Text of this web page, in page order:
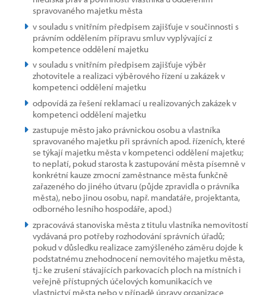
spravovaného majetku města
v souladu s vnitřním předpisem zajišťuje v součinnosti s
právním oddělením přípravu smluv vyplývající z
kompetence oddělení majetku
v souladu s vnitřním předpisem zajišťuje výběr
zhotovitele a realizaci výběrového řízení u zakázek v
kompetenci oddělení majetku
odpovídá za řešení reklamací u realizovaných zakázek v
kompetenci oddělení majetku
zastupuje město jako právnickou osobu a vlastníka
spravovaného majetku při správních apod. řízeních, které
se týkají majetku města v kompetenci oddělení majetku;
to neplatí, pokud starosta k zastupování města písemně v
konkrétní kauze zmocní zaměstnance města funkčně
zařazeného do jiného útvaru (půjde zpravidla o právníka
města), nebo jinou osobu, např. mandatáře, projektanta,
odborného lesního hospodáře, apod.)
zpracovává stanoviska města z titulu vlastníka nemovitostí
vydávaná pro potřeby rozhodování správních úřadů;
pokud v důsledku realizace zamýšleného záměru dojde k
podstatnému znehodnocení nemovitého majetku města,
tj.: ke zrušení stávajících parkovacích ploch na místních i
veřejně přístupných účelových komunikacích ve
vlastnictví města nebo v případě úpravy organizace